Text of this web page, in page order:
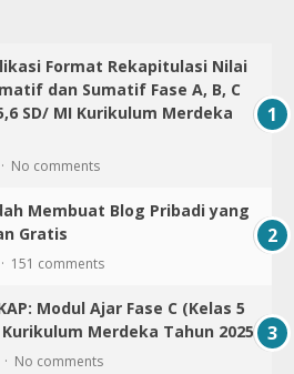
Format Rekapitulasi Nilai
dan Sumatif Fase A, B, C
SD/ MI Kurikulum Merdeka
No comments
Membuat Blog Pribadi yang
Gratis
151 comments
Modul Ajar Fase C (Kelas 5
Kurikulum Merdeka Tahun 2025
No comments